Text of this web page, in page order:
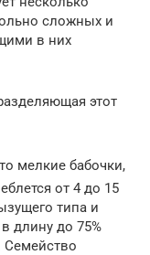
сложных и
в них
этот
мелкие бабочки,
от 4 до 15
типа и
длину до 75%
Семейство